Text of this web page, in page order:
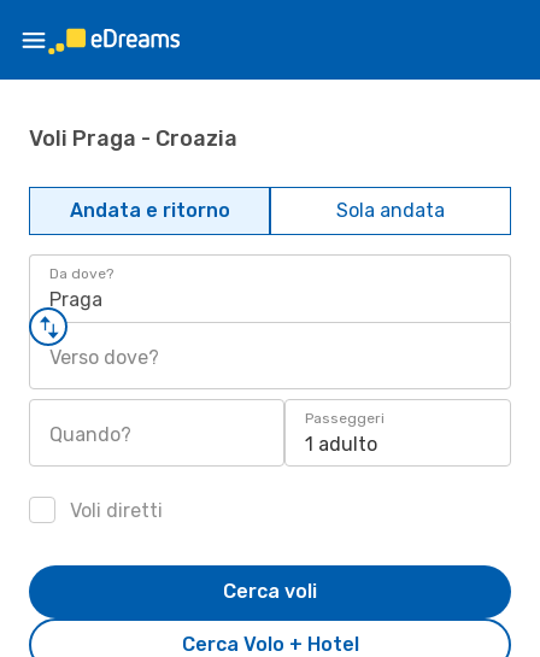
Voli Praga - Croazia
Andata e ritorno Sola andata
Da dove?
Praga
Verso dove?
Quando?
Passeggeri
1 adulto
Voli diretti
Cerca Volo + Hotel
Cerca voli